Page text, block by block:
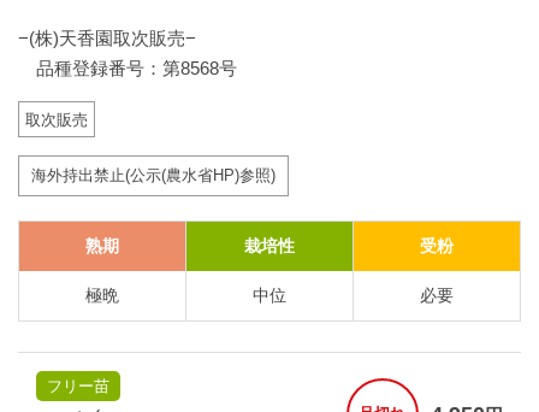
−(株)天香園取次販売−
品種登録番号：第8568号
取次販売
海外持出禁止(公示(農水省HP)参照)
熟期 栽培性 受粉
極晩 中位 必要
フリー苗